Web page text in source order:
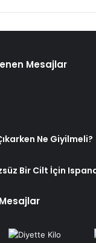
Mesajlar
Ne Giyilmeli?
Bir Cilt İçin